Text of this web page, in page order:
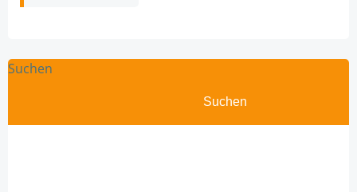
Suchen
Suchen